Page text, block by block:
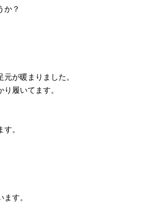
か？
が暖まりました。
履いてます。
。
す。